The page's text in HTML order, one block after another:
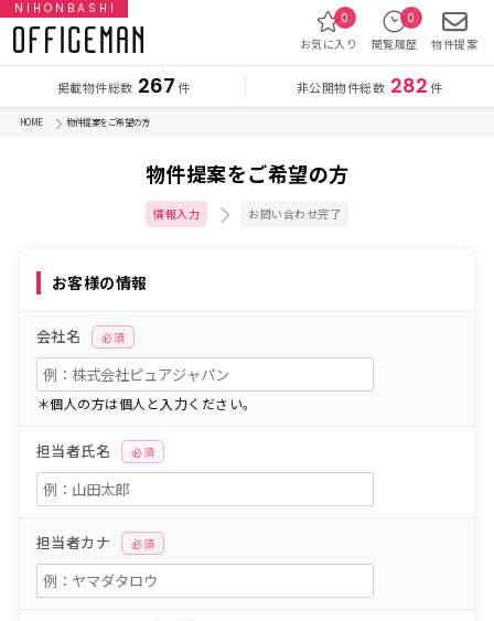
NIHONBASHI
掲載物件総数 267 件 非公開物件総数 282件
お気に入り
0
閲覧履歴
0
物件提案
HOME 物件提案をご希望の方
物件提案をご希望の方
情報入力 お問い合わせ完了
お客様の情報
会社名 必須
＊個人の方は個人と入力ください。
担当者氏名 必須
担当者カナ 必須